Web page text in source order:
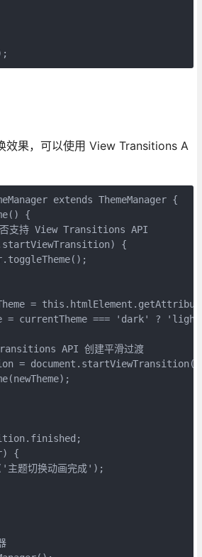
效果，可以使用 View Transitions A
extends ThemeManager {
{
支持 View Transitions API
{
=
= currentTheme === 'dark' ?
API 创建平滑过渡
=
{
题切换动画完成');